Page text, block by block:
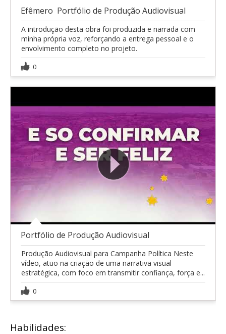
Efêmero  Portfólio de Produção Audiovisual
A introdução desta obra foi produzida e narrada com
minha própria voz, reforçando a entrega pessoal e o
envolvimento completo no projeto.
0
Portfólio de Produção Audiovisual
Produção Audiovisual para Campanha Política Neste
vídeo, atuo na criação de uma narrativa visual
estratégica, com foco em transmitir confiança, força e...
0
Habilidades: